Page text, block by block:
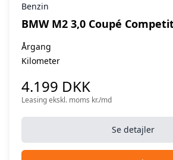
Benzin
BMW M2 3,0 Coupé
Årgang
Kilometer
4.199 DKK
Leasing ekskl. moms kr./md
Se detajler